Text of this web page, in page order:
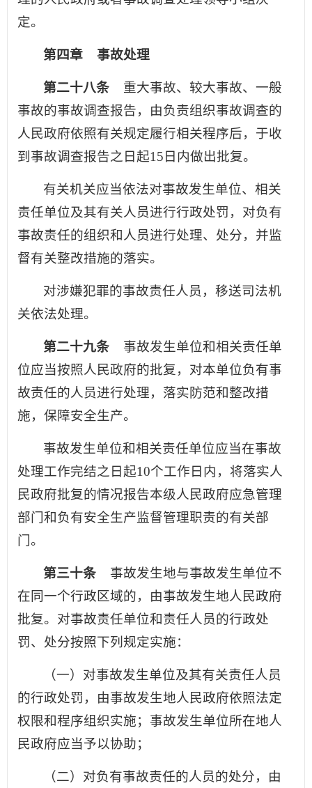
定。
第四章 事故处理
第二十八条 重大事故、较大事故、一般
事故的事故调查报告，由负责组织事故调查的
人民政府依照有关规定履行相关程序后，于收
到事故调查报告之日起15日内做出批复。
有关机关应当依法对事故发生单位、相关
责任单位及其有关人员进行行政处罚，对负有
事故责任的组织和人员进行处理、处分，并监
督有关整改措施的落实。
对涉嫌犯罪的事故责任人员，移送司法机
关依法处理。
第二十九条 事故发生单位和相关责任单
位应当按照人民政府的批复，对本单位负有事
故责任的人员进行处理，落实防范和整改措
施，保障安全生产。
事故发生单位和相关责任单位应当在事故
处理工作完结之日起10个工作日内，将落实人
民政府批复的情况报告本级人民政府应急管理
部门和负有安全生产监督管理职责的有关部
门。
第三十条 事故发生地与事故发生单位不
在同一个行政区域的，由事故发生地人民政府
批复。对事故责任单位和责任人员的行政处
罚、处分按照下列规定实施：
（一）对事故发生单位及其有关责任人员
的行政处罚，由事故发生地人民政府依照法定
权限和程序组织实施；事故发生单位所在地人
民政府应当予以协助；
（二）对负有事故责任的人员的处分，由